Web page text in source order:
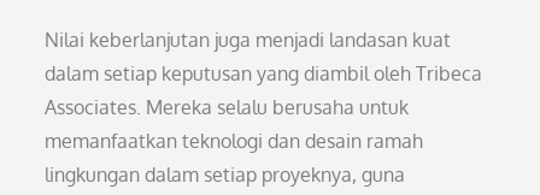
Nilai keberlanjutan juga menjadi landasan kuat
dalam setiap keputusan yang diambil oleh Tribeca
Associates. Mereka selalu berusaha untuk
memanfaatkan teknologi dan desain ramah
lingkungan dalam setiap proyeknya, guna